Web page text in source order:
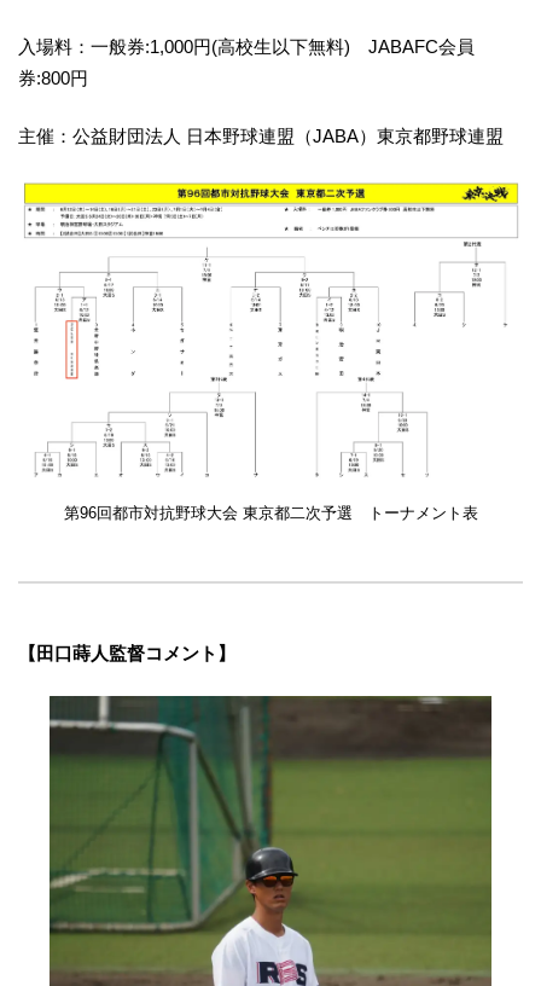
入場料：一般券:1,000円(高校生以下無料) JABAFC会員
券:800円
主催：公益財団法人 日本野球連盟（JABA）東京都野球連盟
第96回都市対抗野球大会 東京都二次予選 トーナメント表
【田口蒔人監督コメント】